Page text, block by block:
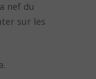
nef du
sur les